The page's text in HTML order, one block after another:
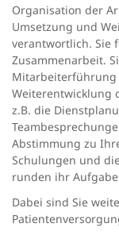
Organisation der
Umsetzung und
verantwortlich. Sie
Zusammenarbeit.
Mitarbeiterführung
Weiterentwicklung
z.B. die
Abstimmung zu
Schulungen und
runden ihr
Dabei sind Sie